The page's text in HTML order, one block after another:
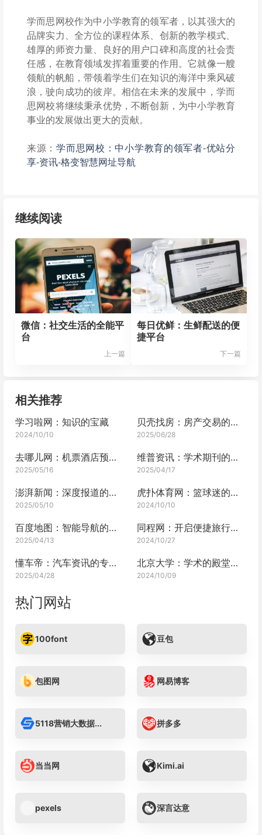
学而思网校作为中小学教育的领军者，以其强大的
品牌实力、全方位的课程体系、创新的教学模式、
雄厚的师资力量、良好的用户口碑和高度的社会责
任感，在教育领域发挥着重要的作用。它就像一艘
领航的帆船，带领着学生们在知识的海洋中乘风破
浪，驶向成功的彼岸。相信在未来的发展中，学而
思网校将继续秉承优势，不断创新，为中小学教育
事业的发展做出更大的贡献。
来源：学而思网校：中小学教育的领军者-优站分
享-资讯-格变智慧网址导航
继续阅读
微信：社交生活的全能平
台
上一篇
每日优鲜：生鲜配送的便
捷平台
下一篇
相关推荐
学习啦网：知识的宝藏
2024/10/10
贝壳找房：房产交易的安心港湾
2025/06/28
去哪儿网：机票酒店预订的行家之选
2025/05/16
维普资讯：学术期刊的检索平台
2025/04/17
澎湃新闻：深度报道的先锋
2025/05/10
虎扑体育网：篮球迷的天堂
2024/10/10
百度地图：智能导航的生活伙伴
2025/04/13
同程网：开启便捷旅行的大门
2024/10/27
懂车帝：汽车资讯的专业平台
2025/04/28
北京大学：学术的殿堂，知识的灯塔
2024/10/09
热门网站
100font 豆包
包图网 网易博客
5118营销大数据... 拼多多
当当网 Kimi.ai
pexels 深言达意